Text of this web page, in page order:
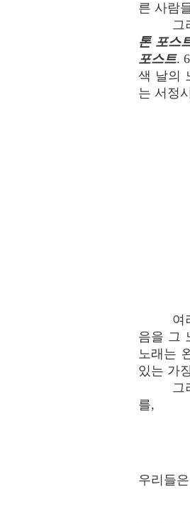
른 사람
그
톤 포스
포스트.
색 날의
는 서정
여
음을 그
노래는
있는 가
그
를,
우리들